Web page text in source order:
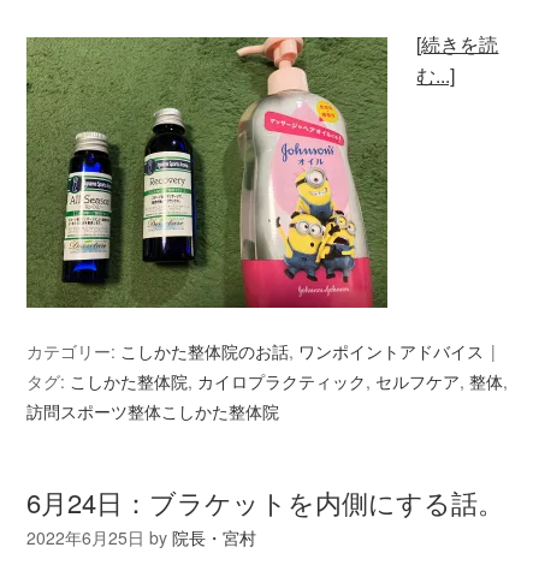
[続きを読
む...]
カテゴリー: こしかた整体院のお話, ワンポイントアドバイス
タグ: こしかた整体院, カイロプラクティック, セルフケア,整体,
訪問スポーツ整体こしかた整体院
6月24日：ブラケットを内側にする話。
2022年6月25日 by院長・宮村